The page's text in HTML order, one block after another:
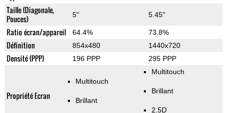
Taille (Diagonale,
Pouces)
5" 5.45"
Ratio écran/appareil 64.4% 73.8%
Définition 854x480 1440x720
Densité (PPP) 196 PPP 295 PPP
Propriété Ecran
Multitouch
Brillant
Multitouch
Brillant
2.5D